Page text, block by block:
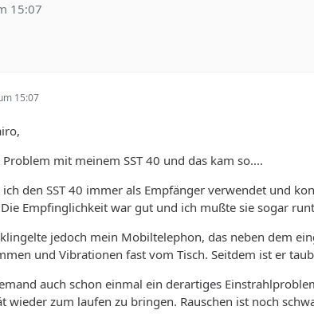
15:07
15:07
mit meinem SST 40 und das kam so....
den SST 40 immer als Empfänger verwendet und
Empfinglichkeit war gut und ich mußte sie sogar
klingelte jedoch mein Mobiltelephon, das neben dem
und Vibrationen fast vom Tisch. Seitdem ist er
auch schon einmal ein derartiges
wieder zum laufen zu bringen. Rauschen ist noch